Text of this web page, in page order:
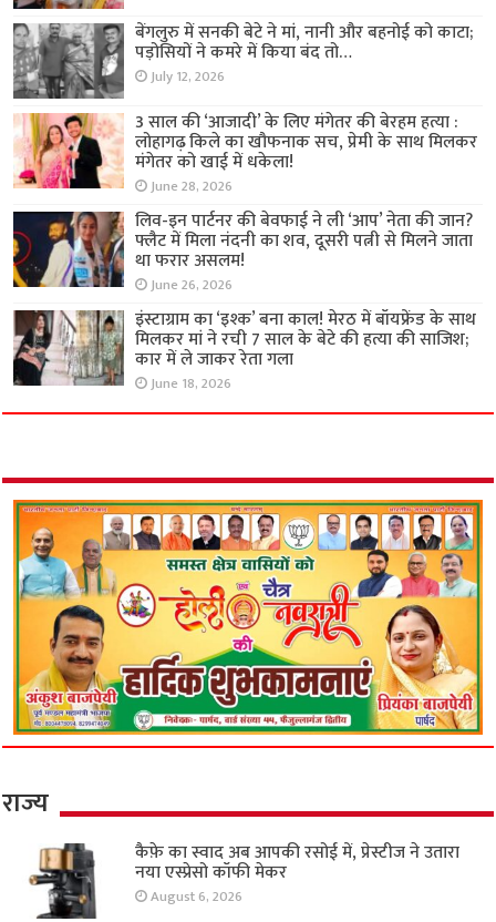
बेंगलुरु में सनकी बेटे ने मां, नानी और बहनोई को काटा;
पड़ोसियों ने कमरे में किया बंद तो…
July 12, 2026
3 साल की ‘आजादी’ के लिए मंगेतर की बेरहम हत्या :
लोहागढ़ किले का खौफनाक सच, प्रेमी के साथ मिलकर
मंगेतर को खाई में धकेला!
June 28, 2026
लिव-इन पार्टनर की बेवफाई ने ली ‘आप’ नेता की जान?
फ्लैट में मिला नंदनी का शव, दूसरी पत्नी से मिलने जाता
था फरार असलम!
June 26, 2026
इंस्टाग्राम का ‘इश्क’ बना काल! मेरठ में बॉयफ्रेंड के साथ
मिलकर मां ने रची 7 साल के बेटे की हत्या की साजिश;
कार में ले जाकर रेता गला
June 18, 2026
राज्य
कैफ़े का स्वाद अब आपकी रसोई में, प्रेस्टीज ने उतारा
नया एस्प्रेसो कॉफी मेकर
August 6, 2026